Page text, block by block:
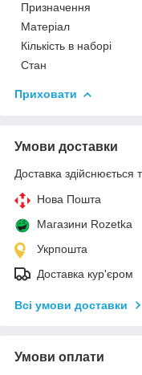
Призначення
Матеріал
Кількість в наборі
Стан
Приховати
Умови доставки
Доставка здійснюється
Нова Пошта
Магазини Rozetka
Укрпошта
Доставка кур'єром
Всі умови доставки
Умови оплати